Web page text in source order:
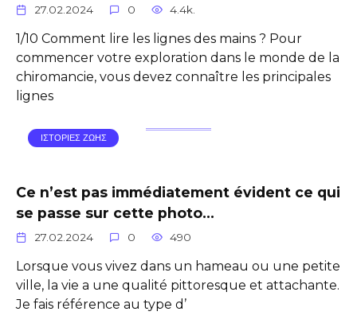
27.02.2024 0 4.4k.
1/10 Comment lire les lignes des mains ? Pour
commencer votre exploration dans le monde de la
chiromancie, vous devez connaître les principales
lignes
ΙΣΤΟΡΙΕΣ ΖΩΗΣ
Ce n’est pas immédiatement évident ce qui
se passe sur cette photo…
27.02.2024 0 490
Lorsque vous vivez dans un hameau ou une petite
ville, la vie a une qualité pittoresque et attachante.
Je fais référence au type d’